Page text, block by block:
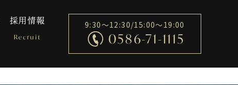
採用情報
Recruit
9:30～12:30/15:00～19:00
0586-71-1115